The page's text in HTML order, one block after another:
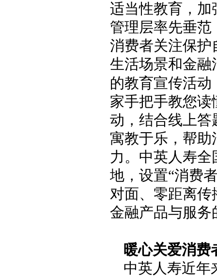
适当性教育，
管理层率先垂范
消费者关注保
生活场景和金
的教育宣传活动
家手把手教您读
动，结合线上
寓教于乐，帮
力。中英人寿
地，设置“消费
对面、零距离
金融产品与服务
暖心关爱消费
中英人寿近年